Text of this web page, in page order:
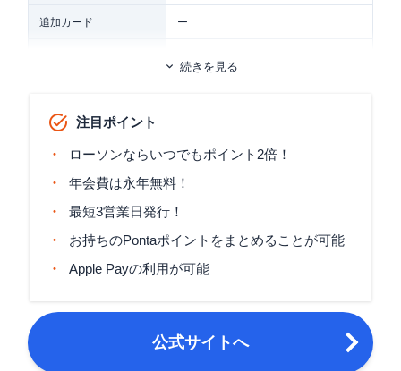
追加カード ー
旅行傷害保険
ポイント名 Pontaポイント
締め日：毎月15日・支払日：翌月10
日
申し込み条件
満18歳以上で、ご本人または配偶者の
いずれかに安定した収入のある方（高
本人確認書類 以下のうちいずれか2点
・ 運転免許証または運転経歴証明書
・パスポート ・在留カードまたは特
続きを見る
注目ポイント
ローソンならいつでもポイント2倍！
年会費は永年無料！
最短3営業日発行！
お持ちのPontaポイントをまとめることが可能
Apple Payの利用が可能
公式サイトへ